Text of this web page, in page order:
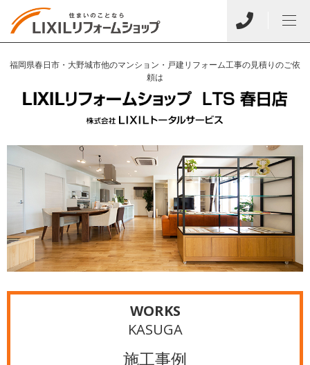
福岡県春日市・大野城市他のマンション・戸建リフォーム工事の見積りのご依
頼は
WORKS
KASUGA
施工事例